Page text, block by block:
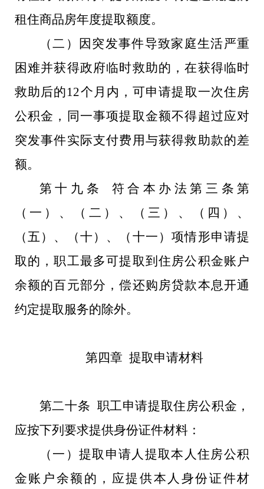
租住商品房年度提取额度。
（二）因突发事件导致家庭生活严重
困难并获得政府临时救助的，在获得临时
救助后的12个月内，可申请提取一次住房
公积金，同一事项提取金额不得超过应对
突发事件实际支付费用与获得救助款的差
额。
第十九条 符合本办法第三条第
（一）、（二）、（三）、（四）、
（五）、（十）、（十一）项情形申请提
取的，职工最多可提取到住房公积金账户
余额的百元部分，偿还购房贷款本息开通
约定提取服务的除外。
第四章 提取申请材料
第二十条 职工申请提取住房公积金，
应按下列要求提供身份证件材料：
（一）提取申请人提取本人住房公积
金账户余额的，应提供本人身份证件材